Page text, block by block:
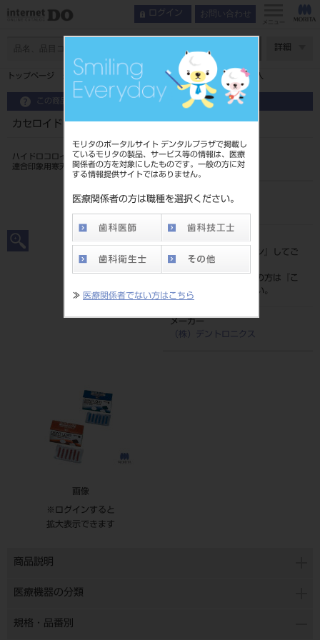
モリタのポータルサイト デンタルプラザで掲載し
ているモリタの製品、サービス等の情報は、医療
関係者の方を対象にしたものです。一般の方に対
する情報提供サイトではありません。
医療関係者の方は職種を選択ください。
≫ 医療関係者でない方はこちら
ログイン お問い合わせ
メニュー
詳細
トップページ カセロイド（カートリッジタイプ 詰替用） ５４入
この商品に関するお問い合わせ
カセロイド（カートリッジタイプ 詰替用） ５４入
ハイドロコロイド・アルジネート
連合印象用寒天印象材
品目コード
ログイン
』してご
覧ください。
ネット会員登録がまだの方は『
こ
ちら』より登録ください。
メーカー
（株）デントロニクス
画像
※ログインすると
拡大表示できます
商品説明
医療機器の分類
規格・品番別